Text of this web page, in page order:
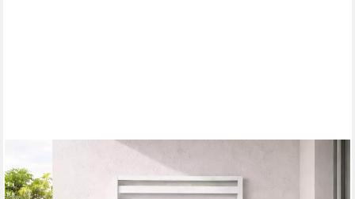
Garten-Geräteschrank Balkonregal Mehrzweckschrank
Aufbewahrungsschrank Gartenregal THEA, BxT: 94x42 cm,